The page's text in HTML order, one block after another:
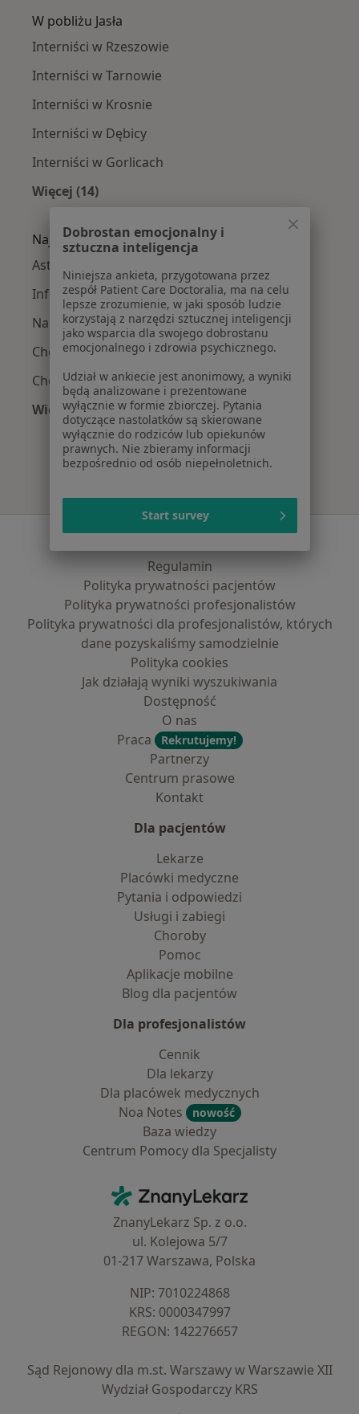
W pobliżu Jasła
Interniści w Rzeszowie
Interniści w Tarnowie
Interniści w Krosnie
Interniści w Dębicy
Interniści w Gorlicach
Więcej (14)
Najczęście leczone choroby
Astma oskrzelowa w Jasle
Infekcje dróg oddechowych w Jasle
Nadciśnienie tętnicze w Jasle
Choroba niedokrwienna serca w Jasle
Choroba wieńcowa w Jasle
Więcej (11)
Więcej w kategorii: Najczęście leczone
Serwis
Regulamin
Polityka prywatności pacjentów
Polityka prywatności profesjonalistów
Polityka prywatności dla profesjonalistów, których
dane pozyskaliśmy samodzielnie
Polityka cookies
Jak działają wyniki wyszukiwania
Dostępność
O nas
Praca
Rekrutujemy!
Partnerzy
Centrum prasowe
Kontakt
Dla pacjentów
Lekarze
Placówki medyczne
Pytania i odpowiedzi
Usługi i zabiegi
Choroby
Pomoc
Aplikacje mobilne
Blog dla pacjentów
Dla profesjonalistów
Cennik
Dla lekarzy
Dla placówek medycznych
Noa Notes
nowość
Baza wiedzy
Centrum Pomocy dla Specjalisty
ZnanyLekarz - Strona główna
ZnanyLekarz Sp. z o.o.
ul. Kolejowa 5/7
01-217 Warszawa, Polska
NIP: ⁠7010224868
KRS: ⁠0000347997
REGON: ⁠142276657
Sąd Rejonowy dla m.st. Warszawy w Warszawie XII
Wydział Gospodarczy KRS
Dobrostan emocjonalny i
sztuczna inteligencja
Niniejsza ankieta, przygotowana przez
zespół Patient Care Doctoralia, ma na celu
lepsze zrozumienie, w jaki sposób ludzie
korzystają z narzędzi sztucznej inteligencji
jako wsparcia dla swojego dobrostanu
emocjonalnego i zdrowia psychicznego.
Udział w ankiecie jest anonimowy, a wyniki
będą analizowane i prezentowane
wyłącznie w formie zbiorczej. Pytania
dotyczące nastolatków są skierowane
wyłącznie do rodziców lub opiekunów
prawnych. Nie zbieramy informacji
bezpośrednio od osób niepełnoletnich.
Start survey